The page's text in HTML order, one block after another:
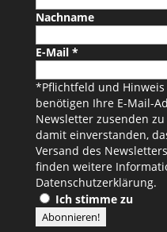
Nachname
E-Mail *
*Pflichtfeld und
benötigen Ihre E-Mail-
Newsletter zusenden
damit einverstanden,
Versand des
finden weitere
Datenschutzerklärung.
Ich stimme zu